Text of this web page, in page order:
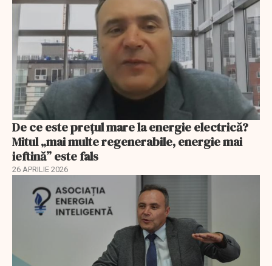
De ce este prețul mare la energie electrică?
Mitul „mai multe regenerabile, energie mai
ieftină” este fals
26 APRILIE 2026